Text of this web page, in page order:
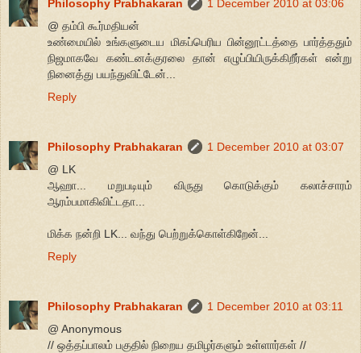
Philosophy Prabhakaran
1 December 2010 at 03:06
@ தம்பி கூர்மதியன்
உண்மையில் உங்களுடைய மிகப்பெரிய பின்னூட்டத்தை பார்த்ததும்
நிஜமாகவே கண்டனக்குரலை தான் எழுப்பியிருக்கிறீர்கள் என்று
நினைத்து பயந்துவிட்டேன்...
Reply
Philosophy Prabhakaran
1 December 2010 at 03:07
@ LK
ஆஹா... மறுபடியும் விருது கொடுக்கும் கலாச்சாரம்
ஆரம்பமாகிவிட்டதா...
மிக்க நன்றி LK... வந்து பெற்றுக்கொள்கிறேன்...
Reply
Philosophy Prabhakaran
1 December 2010 at 03:11
@ Anonymous
// ஒத்தப்பாலம் பகுதில் நிறைய தமிழர்களும் உள்ளார்கள் //